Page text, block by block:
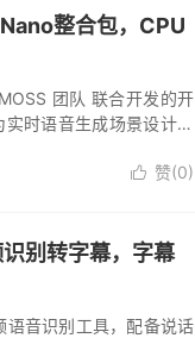
整合包，CPU
团队 联合开发的开
时语音生成场景设计，
 赞(0)
别转字幕，字幕
音识别工具，配备说话